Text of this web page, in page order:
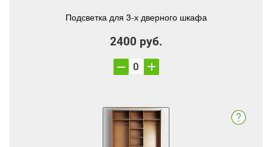
Подсветка для 3-х дверного шкафа
2400 руб.